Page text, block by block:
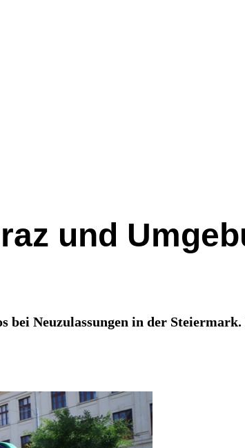
und
bei Neuzulassungen in der